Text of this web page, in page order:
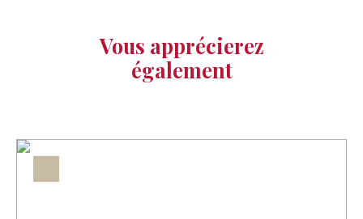
Vous apprécierez
également